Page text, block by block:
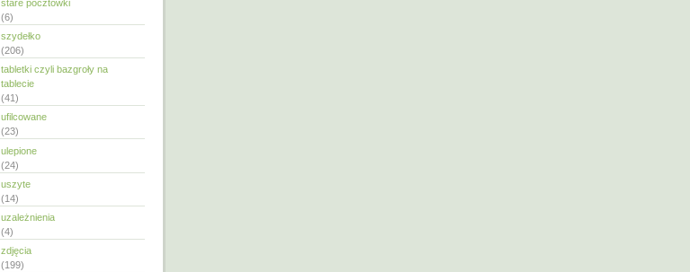
stare pocztówki
(6)
szydełko
(206)
tabletki czyli bazgroły na
tablecie
(41)
ufilcowane
(23)
ulepione
(24)
uszyte
(14)
uzależnienia
(4)
zdjęcia
(199)